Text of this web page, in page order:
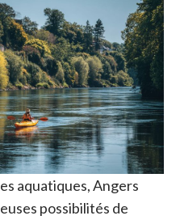
aquatiques, Angers
possibilités de